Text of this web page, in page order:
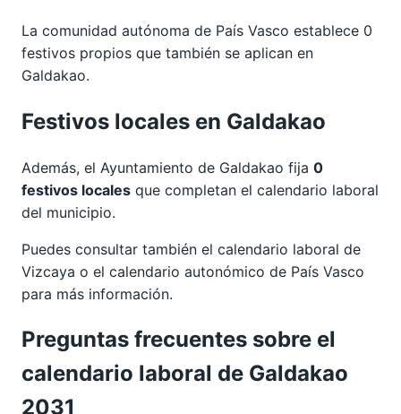
La comunidad autónoma de País Vasco establece 0
festivos propios que también se aplican en
Galdakao.
Festivos locales en Galdakao
Además, el Ayuntamiento de Galdakao fija 0
festivos locales que completan el calendario laboral
del municipio.
Puedes consultar también el calendario laboral de
Vizcaya o el calendario autonómico de País Vasco
para más información.
Preguntas frecuentes sobre el
calendario laboral de Galdakao
2031